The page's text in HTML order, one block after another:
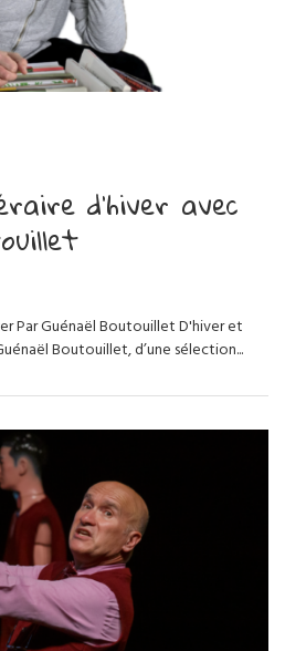
d’hiver avec
Par Guénaël Boutouillet D'hiver et
Boutouillet, d’une sélection...